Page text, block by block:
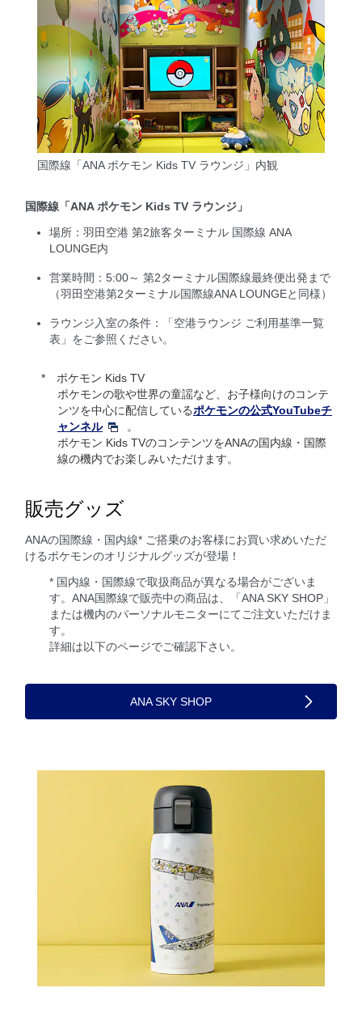
国際線「ANA ポケモン Kids TV ラウンジ」内観
国際線「ANA ポケモン Kids TV ラウンジ」
場所：羽田空港 第2旅客ターミナル 国際線 ANA
LOUNGE内
営業時間：5:00～ 第2ターミナル国際線最終便出発まで
（羽田空港第2ターミナル国際線ANA LOUNGEと同様）
ラウンジ入室の条件：「空港ラウンジ ご利用基準一覧
表」をご参照ください。
ポケモン Kids TV
ポケモンの歌や世界の童謡など、お子様向けのコンテ
ンツを中心に配信しているポケモンの公式YouTubeチ
ャンネル
。
ポケモン Kids TVのコンテンツをANAの国内線・国際
線の機内でお楽しみいただけます。
販売グッズ
ANAの国際線・国内線* ご搭乗のお客様にお買い求めいただ
けるポケモンのオリジナルグッズが登場！
* 国内線・国際線で取扱商品が異なる場合がございま
す。ANA国際線で販売中の商品は、「ANA SKY SHOP」
または機内のパーソナルモニターにてご注文いただけま
す。
詳細は以下のページでご確認下さい。
ANA SKY SHOP